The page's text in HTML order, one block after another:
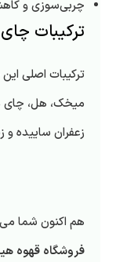
چربی‌سوزی و
ترکیبات
ترکیبات اصلی
میخک، هل، چای
زعفران ساییده و
هم اکنون شما
فروشگاه قهوه